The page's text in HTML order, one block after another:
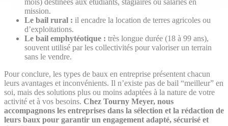
mois) destinées aux étudiants, stagiaires ou salariés en
mission.
Le bail rural : il encadre la location de terres agricoles ou
d’exploitations.
Le bail emphytéotique : très longue durée (18 à 99 ans),
souvent utilisé par les collectivités pour valoriser un terrain
sans le vendre.
Pour conclure, les types de baux en entreprise présentent chacun
leurs avantages et inconvénients. Il n’existe pas de bail “meilleur” en
soi, mais des solutions plus ou moins adaptées à la nature de votre
activité et à vos besoins. Chez Tourny Meyer, nous
accompagnons les entreprises dans la sélection et la rédaction de
leurs baux pour garantir un engagement adapté, sécurisé et